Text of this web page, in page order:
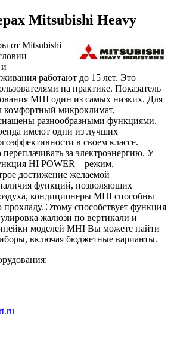
Mitsubishi Heavy
от Mitsubishi
работают до 15 лет. Это
на практике. Показатель
MHI один из самых низких. Для
комфортный микроклимат,
разнообразными функциями.
имеют одни из лучших
в своем классе.
за электроэнергию. У
HI POWER – режим,
достижение желаемой
функций, позволяющих
кондиционеры MHI способны
прохладу. Этому способствует функция
жалюзи по вертикали и
моделей MHI Вы можете найти
включая бюджетные варианты.